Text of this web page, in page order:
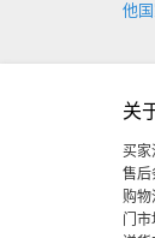
他
关
买家
售后
购物
门市